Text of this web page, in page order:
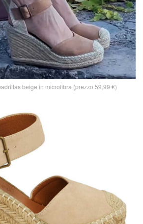
beige in microfibra (prezzo 59,99 €)